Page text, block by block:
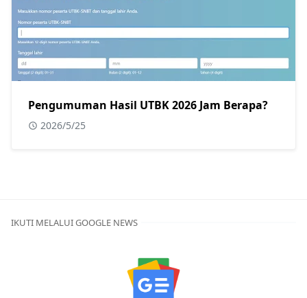
Pengumuman Hasil UTBK 2026 Jam Berapa?
2026/5/25
IKUTI MELALUI GOOGLE NEWS